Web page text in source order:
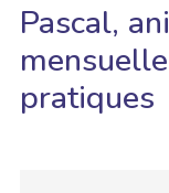
Pascal,
pratiques